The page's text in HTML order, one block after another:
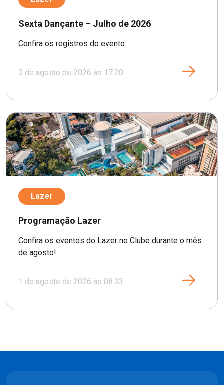
Sexta Dançante – Julho de 2026
Confira os registros do evento
3 de agosto de 2026 às 17:20
Lazer
Programação Lazer
Confira os eventos do Lazer no Clube durante o mês
de agosto!
1 de agosto de 2026 às 08:33